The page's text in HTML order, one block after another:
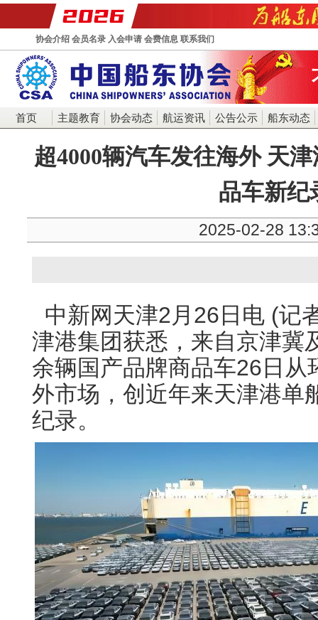
协会介绍 会员名录 入会申请 会费信息 联系我们
首页 主题教育 协会动态 航运资讯 公告公示 船东动态
超4000辆汽车发往海外 天
品车新纪
2025-02-28
中新网天津2月26日电 (记
津港集团获悉，来自京津冀
余辆国产品牌商品车26日从
外市场，创近年来天津港单
纪录。